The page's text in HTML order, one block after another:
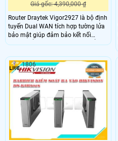
Giá gốc: 4,390,000 ₫
Router Draytek Vigor2927 là bộ định
tuyến Dual WAN tích hợp tường lửa
bảo mật giúp đảm bảo kết nối
Internet ổn định. Thiết bị có 2 cổng
USB có thể kết nối Internet thông
qua USB 3G/4G/LTE. cho phép kết
nối đồng thời lên đến 4 đường
Internet, cân bằng tải hoặc chuyển
đổi dự phòng.
1806